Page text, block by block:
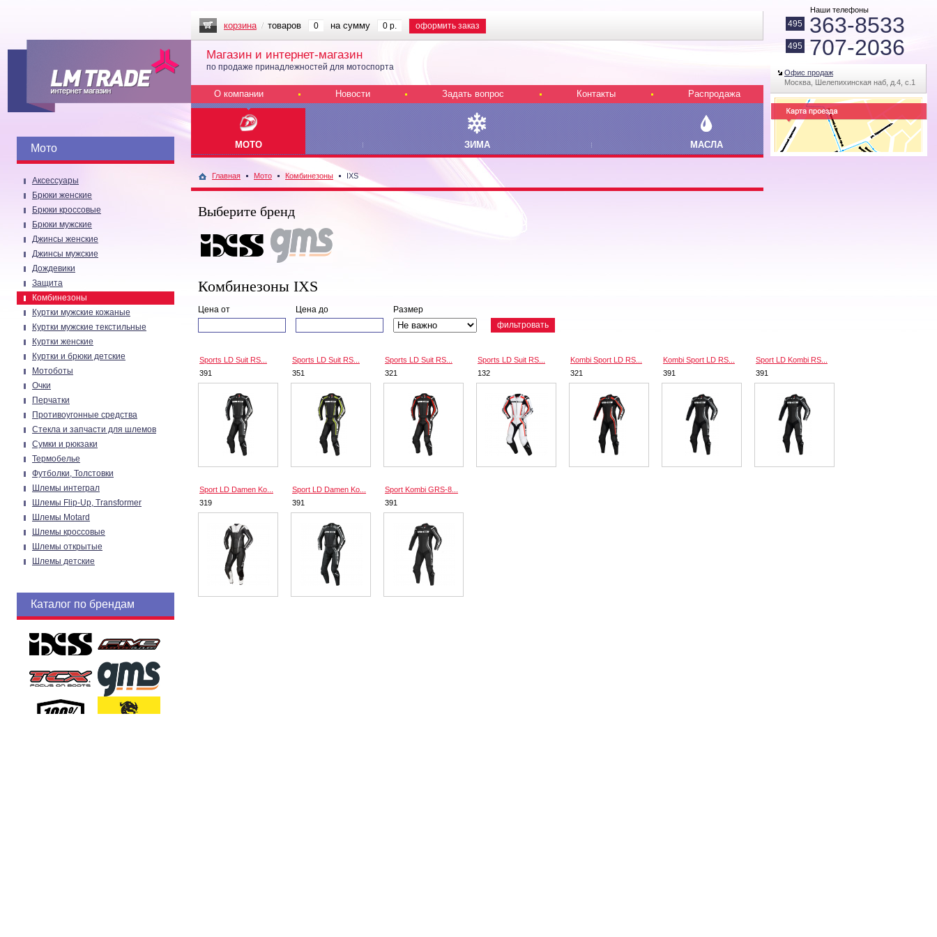
Мото
Аксессуары
Брюки женские
Брюки кроссовые
Брюки мужские
Джинсы женские
Джинсы мужские
Дождевики
Защита
Комбинезоны
Куртки мужские кожаные
Куртки мужские текстильные
Куртки женские
Куртки и брюки детские
Мотоботы
Очки
Перчатки
Противоугонные средства
Стекла и запчасти для шлемов
Сумки и рюкзаки
Термобелье
Футболки, Толстовки
Шлемы интеграл
Шлемы Flip-Up, Transformer
Шлемы Motard
Шлемы кроссовые
Шлемы открытые
Шлемы детские
Каталог по брендам
Наши телефоны
495 363-8533
495 707-2036
Офис продаж
Москва, Шелепихинская наб, д.4, с.1
корзина товаров 0 на сумму 0 р. оформить заказ
Магазин и интернет-магазин
по продаже принадлежностей для мотоспорта
О компании Новости Задать вопрос Контакты Распродажа
МОТО ЗИМА МАСЛА
Главная Мото Комбинезоны IXS
Выберите бренд
Комбинезоны IXS
Цена от Цена до
Размер
фильтровать
Sports LD Suit RS...
391
Sports LD Suit RS...
351
Sports LD Suit RS...
321
Sports LD Suit RS...
132
Kombi Sport LD RS...
321
Kombi Sport LD RS...
391
Sport LD Kombi RS...
391
Sport LD Damen Ko...
319
Sport LD Damen Ko...
391
Sport Kombi GRS-8...
391